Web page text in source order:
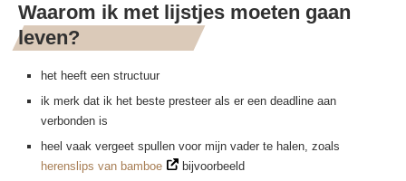
Waarom ik met lijstjes moeten gaan
leven?
het heeft een structuur
ik merk dat ik het beste presteer als er een deadline aan
verbonden is
heel vaak vergeet spullen voor mijn vader te halen, zoals
herenslips van bamboe
bijvoorbeeld